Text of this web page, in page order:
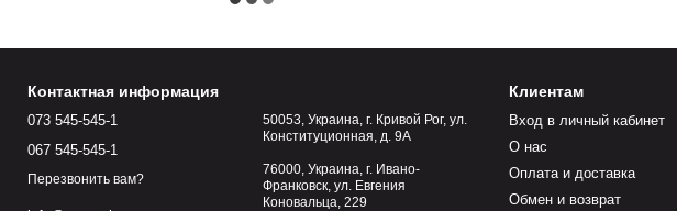
Контактная информация
073 545-545-1
067 545-545-1
Перезвонить вам?
50053, Украина, г. Кривой Рог, ул.
Конституционная, д. 9А
76000, Украина, г. Ивано-
Франковск, ул. Евгения
Коновальца, 229
Клиентам
Вход в личный кабинет
О нас
Оплата и доставка
Обмен и возврат